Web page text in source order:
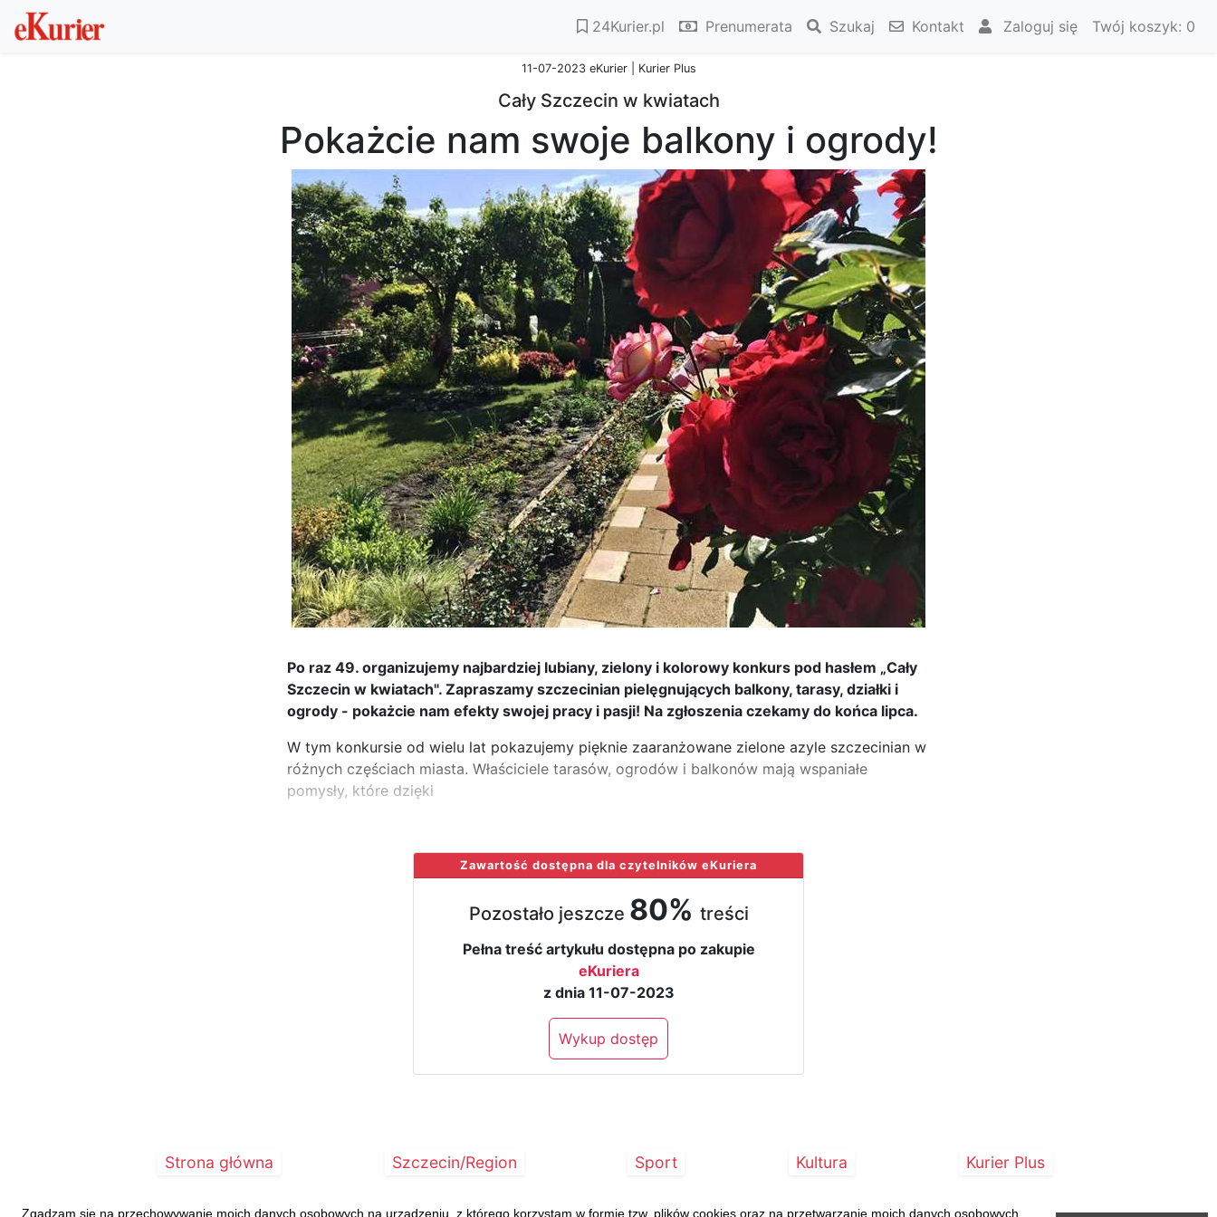
Zgadzam się na przechowywanie moich danych osobowych na urządzeniu, z którego korzystam w formie tzw. plików cookies oraz na przetwarzanie moich danych osobowych
24Kurier.pl Prenumerata Szukaj Kontakt Zaloguj się Twój koszyk: 0
11-07-2023 eKurier | Kurier Plus
Cały Szczecin w kwiatach
Pokażcie nam swoje balkony i ogrody!
Po raz 49. organizujemy najbardziej lubiany, zielony i kolorowy konkurs pod hasłem „Cały
Szczecin w kwiatach". Zapraszamy szczecinian pielęgnujących balkony, tarasy, działki i
ogrody - pokażcie nam efekty swojej pracy i pasji! Na zgłoszenia czekamy do końca lipca.
W tym konkursie od wielu lat pokazujemy pięknie zaaranżowane zielone azyle szczecinian w
różnych częściach miasta. Właściciele tarasów, ogrodów i balkonów mają wspaniałe
pomysły, które dzięki
Zawartość dostępna dla czytelników eKuriera
Pozostało jeszcze 80% treści
Pełna treść artykułu dostępna po zakupie
eKuriera
z dnia 11-07-2023
Wykup dostęp
Strona główna Szczecin/Region Sport Kultura Kurier Plus